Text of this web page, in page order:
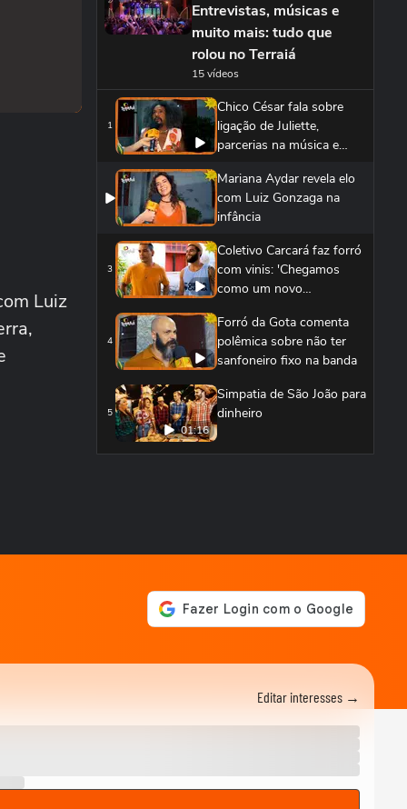
Luiz
Entrevistas, músicas e
muito mais: tudo que
rolou no Terraiá
15 vídeos
1
Chico César fala sobre
ligação de Juliette,
parcerias na música e
Salvador
Mariana Aydar revela elo
com Luiz Gonzaga na
infância
3
Coletivo Carcará faz forró
com vinis: 'Chegamos
como um novo
fiéis'
4
Forró da Gota comenta
polêmica sobre não ter
sanfoneiro fixo na banda
5
01:16
Simpatia de São João para
dinheiro
7
Chico César no palco do
Forró da Gota coloca o
público do Terraiá para
canta 'Linha 3' no Terraiá
Gota canta 'Terreno
Baldio'
Editar interesses →